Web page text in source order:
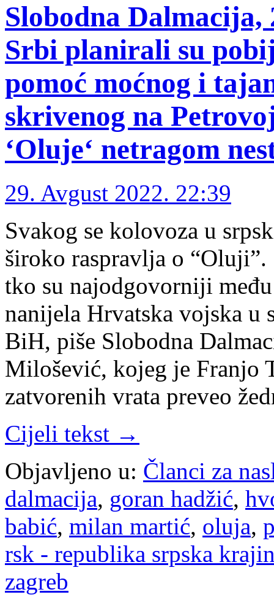
Slobodna Dalmacija,
Srbi planirali su
pomoć moćnog i
skrivenog na
‘Oluje‘ netragom
29. Avgust 2022. 22:39
Svakog se kolovoza u
široko raspravlja o
tko su najodgovorniji
nanijela Hrvatska vojska
BiH, piše Slobodna
Milošević, kojeg je Franjo
zatvorenih vrata preveo
Cijeli tekst →
Objavljeno u: Članci za
dalmacija, goran hadžić,
babić, milan martić, oluja,
rsk - republika srpska
zagreb